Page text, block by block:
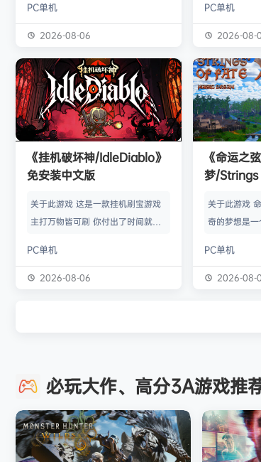
背景设定在近未来沙漠城市红石城。
你将扮演雅各布·迪亚兹——一名退
体而饱受支离破碎的记忆困扰。在电
影化叙事的战役中，你将执行任务、
揭开过往谜团，并直面一场涉及失控
人工智能、腐败企业与无序军事力量
的惊天阴谋——这场危机的波及范围
远不止红石城本身。 红石城 红石城
是…
PC单机
2026-08-06
群繁盛起来
老手玩家，还
的陪伴。什
你，就立马
是其中一个
的小行星，
的资源，可
是某些未知之
便开采资…
PC单机
2026-08-
《挂机破坏神/IdleDiablo》
免安装中文版
关于此游戏 这是一款挂机刷宝游戏
主打万物皆可刷 你付出了时间就必
独属于你的强大构筑 装备获取 游戏
中的[装备][技能][护身符]主要通过
每个大型章节有若干小关卡。 难度
可分为：…
PC单机
2026-08-06
《命运之
梦/
版
关于此游戏
奇的梦想是
虚幻引擎的
图形技术和机
组由命运聚集
伟大的使命-
球！ 一个古
PC单机
2026-08-
必玩大作、高分3A游戏推荐